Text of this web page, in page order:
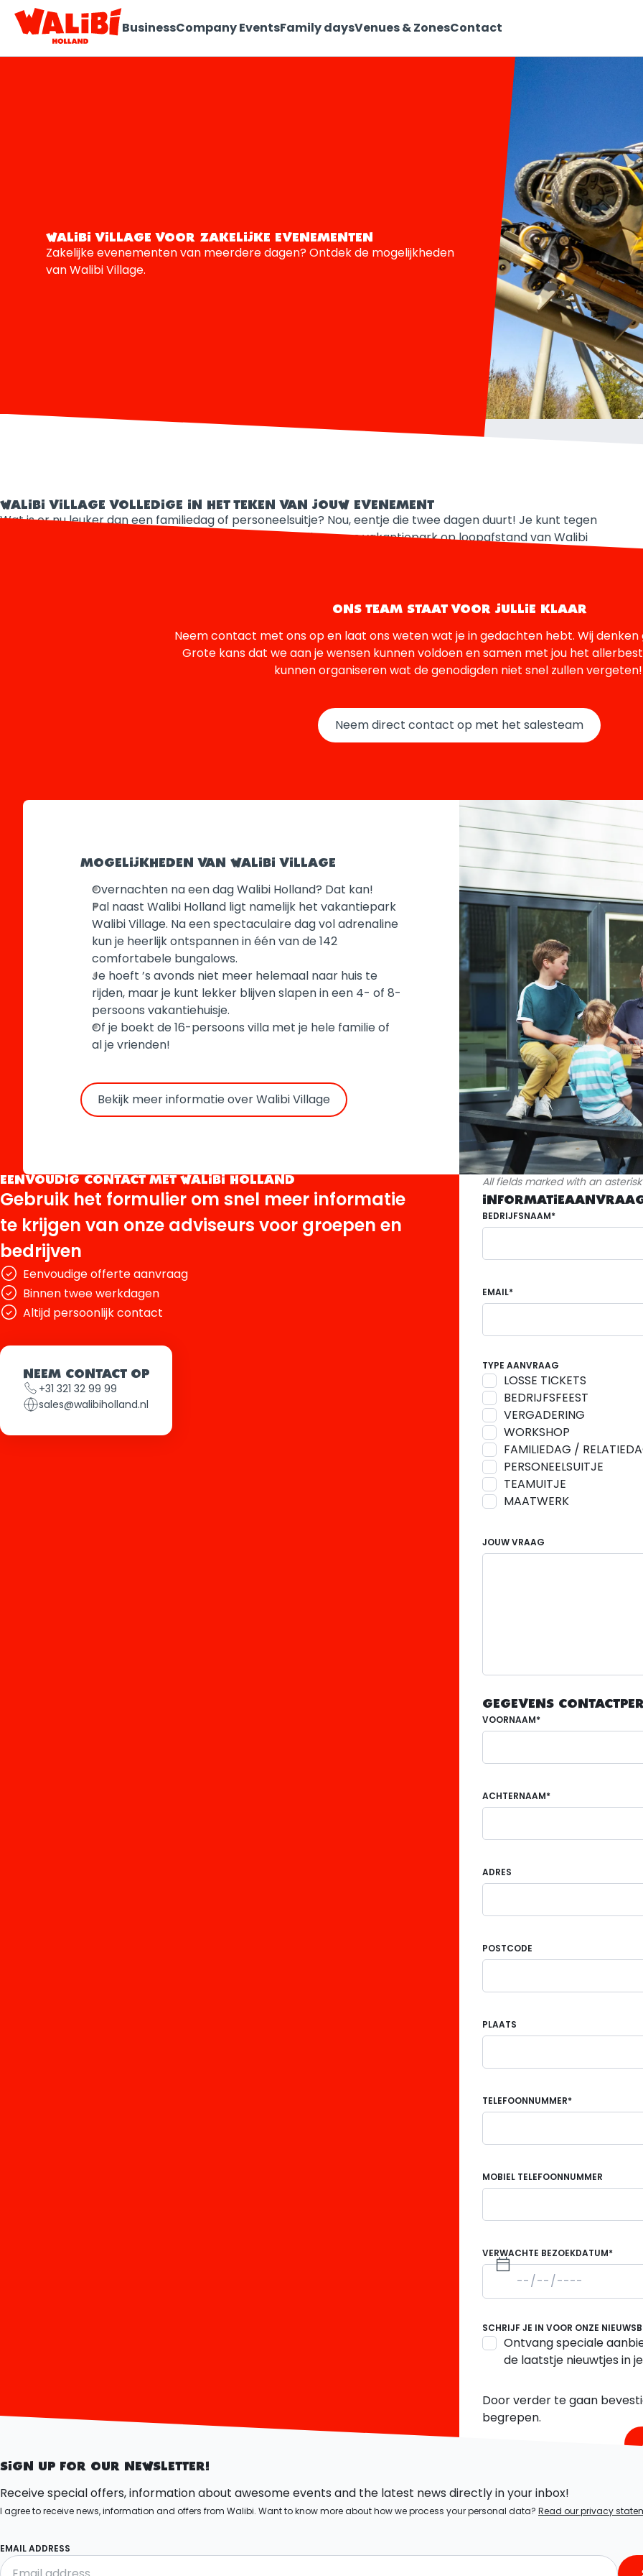
BusinessCompany EventsFamily daysVenues & ZonesContact
WALIBI VILLAGE VOOR ZAKELIJKE EVENEMENTEN
Zakelijke evenementen van meerdere dagen? Ontdek de mogelijkheden
van Walibi Village.
WALIBI VILLAGE VOLLEDIGE IN HET TEKEN VAN JOUW EVENEMENT
Wat is er nu leuker dan een familiedag of personeelsuitje? Nou, eentje die twee dagen duurt! Je kunt tegen
aantrekkelijke tarieven blijven overnachten in Walibi Village, ons vakantiepark op loopafstand van Walibi
ONS TEAM STAAT VOOR JULLIE KLAAR
Neem contact met ons op en laat ons weten wat je in gedachten hebt. Wij
Grote kans dat we aan je wensen kunnen voldoen en samen met jou het
kunnen organiseren wat de genodigden niet snel zullen
Neem direct contact op met het salesteam
MOGELIJKHEDEN VAN WALIBI VILLAGE
Overnachten na een dag Walibi Holland? Dat kan!
Pal naast Walibi Holland ligt namelijk het vakantiepark
Walibi Village. Na een spectaculaire dag vol adrenaline
kun je heerlijk ontspannen in één van de 142
comfortabele bungalows.
Je hoeft ’s avonds niet meer helemaal naar huis te
rijden, maar je kunt lekker blijven slapen in een 4- of 8-
persoons vakantiehuisje.
Of je boekt de 16-persoons villa met je hele familie of
al je vrienden!
Bekijk meer informatie over Walibi Village
EENVOUDIG CONTACT MET WALIBI HOLLAND
Gebruik het formulier om snel meer informatie
te krijgen van onze adviseurs voor groepen en
bedrijven
Eenvoudige offerte aanvraag
Binnen twee werkdagen
Altijd persoonlijk contact
NEEM CONTACT OP
+31 321 32 99 99
sales@walibiholland.nl
All fields marked with an
BEDRIJFSNAAM*
EMAIL*
TYPE AANVRAAG
LOSSE TICKETS
BEDRIJFSFEEST
VERGADERING
WORKSHOP
FAMILIEDAG /
PERSONEELSUITJE
TEAMUITJE
MAATWERK
JOUW VRAAG
GEGEVENS
VOORNAAM*
ACHTERNAAM*
ADRES
POSTCODE
PLAATS
TELEFOONNUMMER*
MOBIEL TELEFOONNUMMER
VERWACHTE BEZOEKDATUM*
SCHRIJF JE IN VOOR ONZE
Ontvang speciale
de laatstje nieuwtjes in
Door verder te gaan
begrepen.
SIGN UP FOR OUR NEWSLETTER!
Receive special offers, information about awesome events and the latest news directly in your inbox!
I agree to receive news, information and offers from Walibi. Want to know more about how we process your personal data? Read our privacy
EMAIL ADDRESS